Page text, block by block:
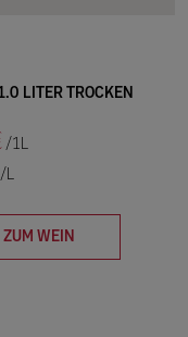
LITER TROCKEN
/1L
L
ZUM WEIN